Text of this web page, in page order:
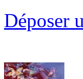
Déposer